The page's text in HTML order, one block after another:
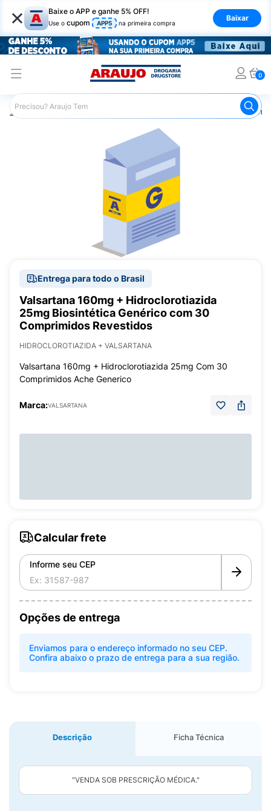
× Baixe o APP e ganhe 5% OFF!
Use o cupom APP5 na primeira compra
Baixar
0
Araujo Medicamentos
Entrega para todo o Brasil
Valsartana 160mg + Hidroclorotiazida
25mg Biosintética Genérico com 30
Comprimidos Revestidos
HIDROCLOROTIAZIDA + VALSARTANA
Valsartana 160mg + Hidroclorotiazida 25mg Com 30
Comprimidos Ache Generico
Marca:VALSARTANA
Calcular frete
Informe seu CEP
Opções de entrega
Enviamos para o endereço informado no seu CEP.
Confira abaixo o prazo de entrega para a sua região.
Descrição Ficha Técnica
"VENDA SOB PRESCRIÇÃO MÉDICA."